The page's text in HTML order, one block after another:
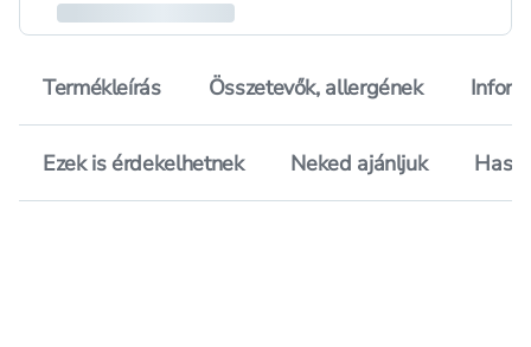
Termékleírás Összetevők, allergének
Ezek is érdekelhetnek Neked ajánljuk